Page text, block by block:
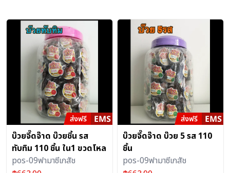
บ๊วยจี๊ดจ๊าด บ๊วยชิ้น รส
ทับทิม 110 ชิ้น ใน1 ขวดโหล
pos-09ฟามาซีเภสัช
บ๊วยจี๊ดจ๊าด บ๊วย 5 รส 110
ชิ้น
pos-09ฟามาซีเภสัช